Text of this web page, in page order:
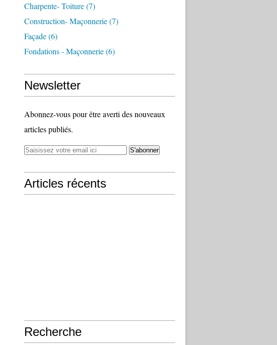
Charpente- Toiture(7)
Construction- Maçonnerie(7)
Façade(6)
Fondations - Maçonnerie(6)
Newsletter
Abonnez-vous pour être averti des nouveaux
articles publiés.
Articles récents
Recherche